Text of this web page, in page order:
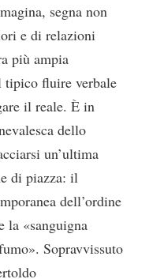
segna non
e di relazioni
più ampia
fluire verbale
il reale. È in
dello
un’ultima
di piazza: il
dell’ordine
la «sanguigna
Sopravvissuto